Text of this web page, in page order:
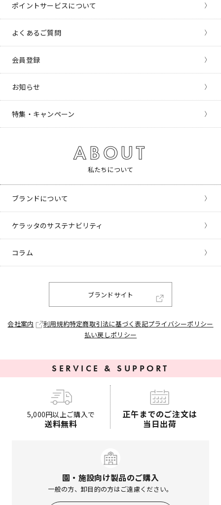
ポイントサービスについて
よくあるご質問
会員登録
お知らせ
特集・キャンペーン
ABOUT
私たちについて
ブランドについて
ケラッタのサステナビリティ
コラム
ブランドサイト
会社案内 利用規約特定商取引法に基づく表記プライバシーポリシー
払い戻しポリシー
SERVICE & SUPPORT
5,000円以上ご購入で
送料無料
正午までのご注文は
当日出荷
園・施設向け製品のご購入
一般の方、卸目的の方はご遠慮ください。